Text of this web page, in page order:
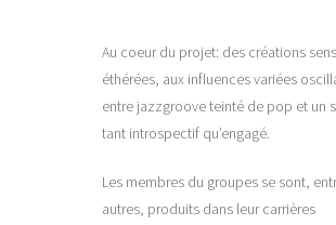
Au coeur du projet: des créations
éthérées, aux influences variées
entre jazzgroove teinté de pop et un
tant introspectif qu’engagé.
Les membres du groupes se sont,
autres, produits dans leur carrières